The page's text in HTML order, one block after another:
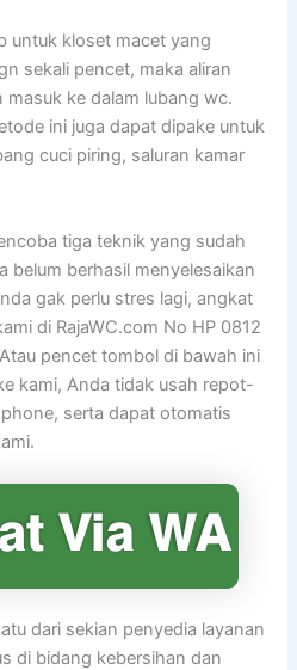
untuk kloset macet yang
sekali pencet, maka aliran
masuk ke dalam lubang wc.
ini juga dapat dipake untuk
cuci piring, saluran kamar
tiga teknik yang sudah
belum berhasil menyelesaikan
gak perlu stres lagi, angkat
di RajaWC.com No HP 0812
pencet tombol di bawah ini
kami, Anda tidak usah repot-
serta dapat otomatis
dari sekian penyedia layanan
di bidang kebersihan dan